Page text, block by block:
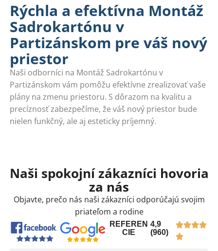
Rýchla a efektívna Montáž
Sadrokartónu v
Partizánskom pre váš nový
priestor
Naši odborníci na Montáž Sadrokartónu v
Partizánskom vám pomôžu efektívne zrealizovať vaše
plány na zmenu priestoru. S dôrazom na kvalitu a
precíznosť zabezpečíme, že váš nový priestor bude
nielen funkčný, ale aj esteticky príjemný.
Naši spokojní zákazníci hovoria
za nás
Objavte, prečo nás naši zákazníci odporúčajú svojim
priateľom a rodine
REFEREN
CIE
4,9
(960)